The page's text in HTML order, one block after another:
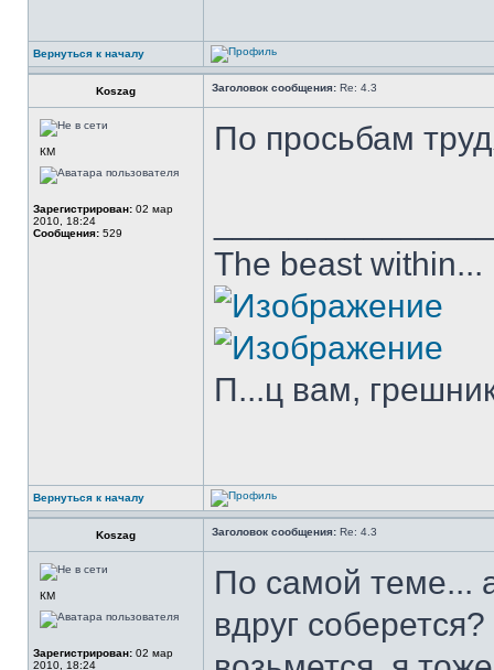
Вернуться к началу
Koszag Заголовок сообщения: Re: 4.3
КМ
Зарегистрирован: 02 мар
2010, 18:24
Сообщения: 529
По просьбам
The beast within...
П...ц вам,
Вернуться к началу
Koszag Заголовок сообщения: Re: 4.3
КМ
Зарегистрирован: 02 мар
2010, 18:24
По самой теме...
вдруг